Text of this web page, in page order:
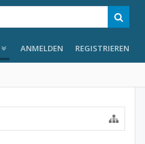
ANMELDEN REGISTRIEREN